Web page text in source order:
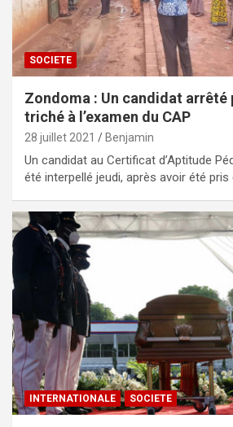
SOCIETE
Zondoma : Un candidat arrêté
triché à l’examen du CAP
28 juillet 2021 Benjamin
Un candidat au Certificat d’Aptitude
été interpellé jeudi, après avoir été pris
INTERNATIONALE SOCIETE